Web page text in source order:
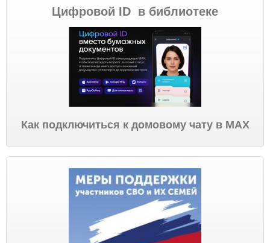
Цифровой ID в библиотеке
Как подключиться к домовому чату в МАХ